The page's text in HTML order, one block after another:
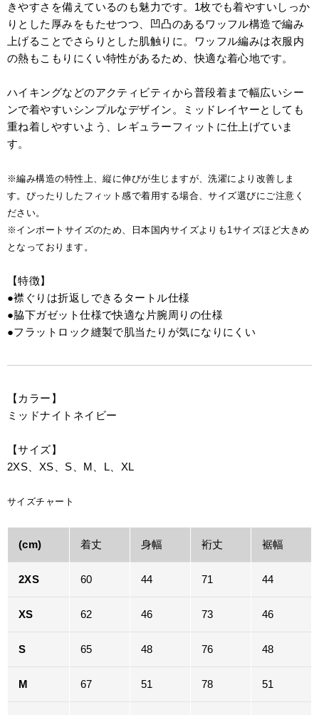
きやすさを備えているのも魅力です。1枚でも着やすいしっか
りとした厚みをもたせつつ、凹凸のあるワッフル構造で編み
上げることでさらりとした肌触りに。ワッフル編みは衣服内
の熱もこもりにくい特性があるため、快適な着心地です。
ハイキングなどのアクティビティから普段着まで幅広いシー
ンで着やすいシンプルなデザイン。ミッドレイヤーとしても
重ね着しやすいよう、レギュラーフィットに仕上げていま
す。
※編み構造の特性上、縦に伸びが生じますが、洗濯により改善しま
す。ぴったりしたフィット感で着用する場合、サイズ選びにご注意く
ださい。
※インポートサイズのため、日本国内サイズよりも1サイズほど大きめ
となっております。
【特徴】
●襟ぐりは折返しできるタートル仕様
●脇下ガゼット仕様で快適な片腕周りの仕様
●フラットロック縫製で肌当たりが気になりにくい
【カラー】
ミッドナイトネイビー
【サイズ】
2XS、XS、S、M、L、XL
サイズチャート
(cm) 着丈 身幅 裄丈 裾幅
2XS 60 44 71 44
XS 62 46 73 46
S 65 48 76 48
M 67 51 78 51